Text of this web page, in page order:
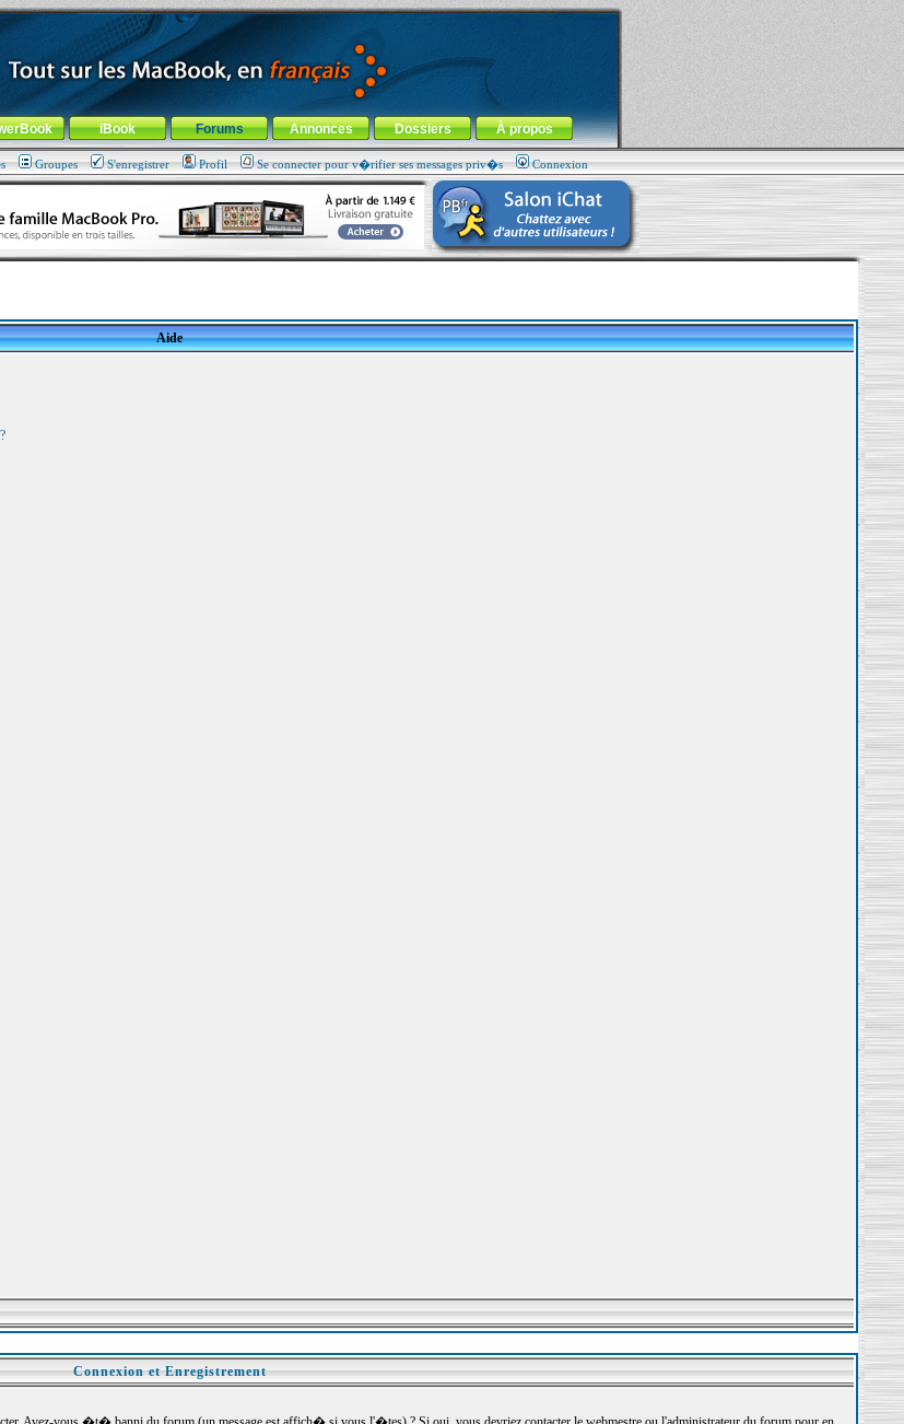
au menu de la rubrique
iBook Forums Annonces Dossiers À propos
Groupes S'enregistrer Profil Se connecter pour v�rifier ses messages priv�s Connexion
Aide
Connexion et Enregistrement